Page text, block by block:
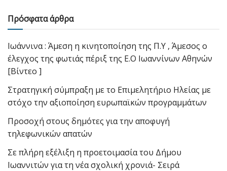
Πρόσφατα άρθρα
Ιωάννινα : Άμεση η κινητοποίηση της Π.Υ , Άμεσος ο
έλεγχος της φωτιάς πέριξ της Ε.Ο Ιωαννίνων Αθηνών
[Βίντεο ]
Στρατηγική σύμπραξη με το Επιμελητήριο Ηλείας με
στόχο την αξιοποίηση ευρωπαϊκών προγραμμάτων
Προσοχή στους δημότες για την αποφυγή
τηλεφωνικών απατών
Σε πλήρη εξέλιξη η προετοιμασία του Δήμου
Ιωαννιτών για τη νέα σχολική χρονιά- Σειρά